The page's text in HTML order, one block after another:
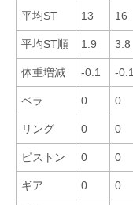
平均ST 13 16
平均ST順 1.9 3.8
体重増減 -0.1 -0.1
ペラ 0 0
リング 0 0
ピストン 0 0
ギア 0 0